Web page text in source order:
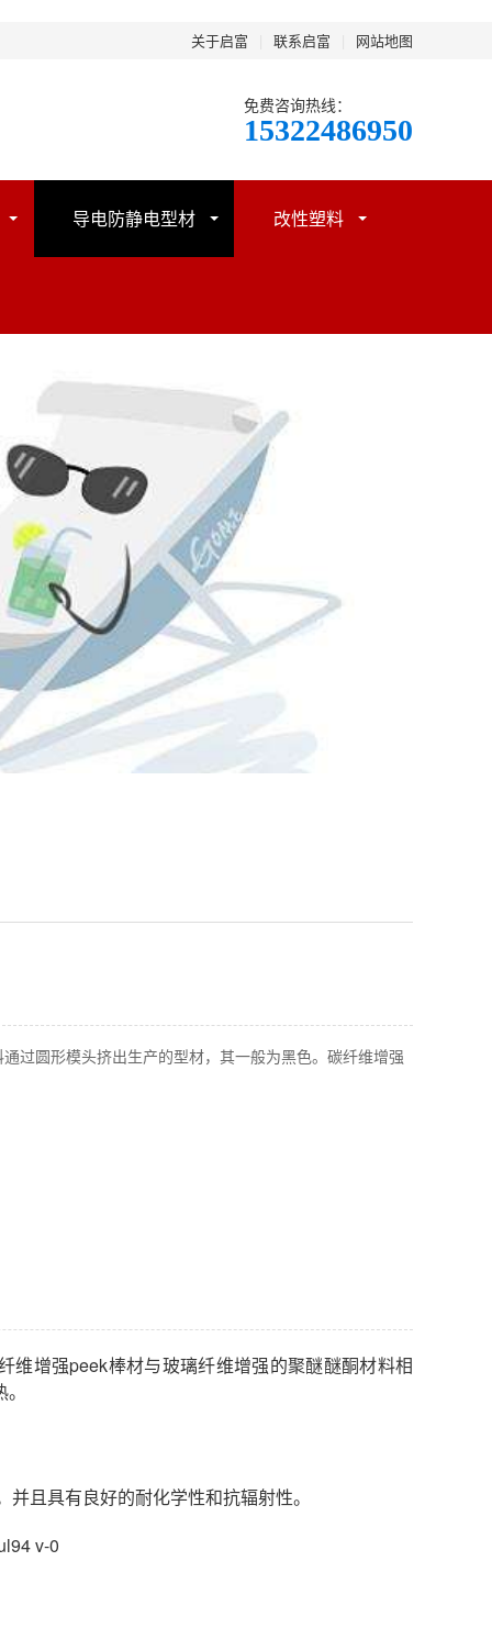
关于启富 联系启富 网站地图
免费咨询热线：
15322486950
导电防静电型材 改性塑料
过圆形模头挤出生产的型材，其一般为黑色。碳纤维增强
维增强peek棒材与玻璃纤维增强的聚醚醚酮材料相
且具有良好的耐化学性和抗辐射性。
v-0